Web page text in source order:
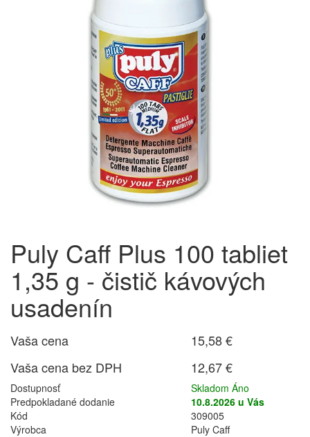
Puly Caff Plus 100 tabliet
1,35 g - čistič kávových
usadenín
Vaša cena
15,58 €
Vaša cena bez DPH
12,67 €
Dostupnosť
Skladom Áno
Predpokladané dodanie
10.8.2026 u Vás
Kód
309005
Výrobca
Puly Caff